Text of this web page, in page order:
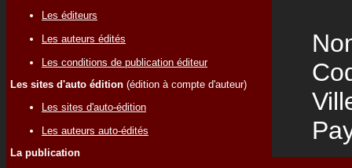
Les éditeurs
Les auteurs édités
Les conditions de publication éditeur
Les sites d'auto édition (édition à compte d'auteur)
Les sites d'auto-édition
Les auteurs auto-édités
La publication